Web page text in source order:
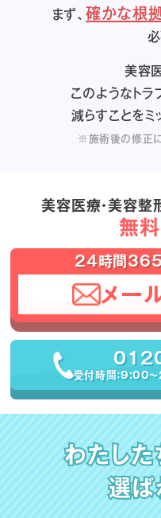
まず、確かな根
美容
このようなト
減らすことをミ
※施術後の修正
美容医療・美容整
無料
24時間365
メー
受付時間：9:00
わたした
選ば